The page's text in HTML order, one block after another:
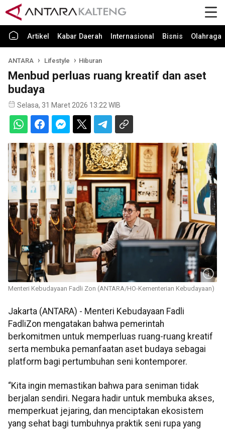
Artikel Kabar Daerah Internasional Bisnis Olahraga
ANTARA Lifestyle Hiburan
Menbud perluas ruang kreatif dan aset
budaya
Selasa, 31 Maret 2026 13:22 WIB
Menteri Kebudayaan Fadli Zon (ANTARA/HO-Kementerian Kebudayaan)
Jakarta (ANTARA) - Menteri Kebudayaan Fadli
FadliZon mengatakan bahwa pemerintah
berkomitmen untuk memperluas ruang-ruang kreatif
serta membuka pemanfaatan aset budaya sebagai
platform bagi pertumbuhan seni kontemporer.
“Kita ingin memastikan bahwa para seniman tidak
berjalan sendiri. Negara hadir untuk membuka akses,
memperkuat jejaring, dan menciptakan ekosistem
yang sehat bagi tumbuhnya praktik seni rupa yang